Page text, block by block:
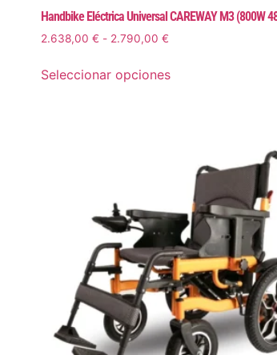
Handbike Eléctrica Universal CAREWAY M3 (800W
2.638,00 € - 2.790,00 €
Seleccionar opciones